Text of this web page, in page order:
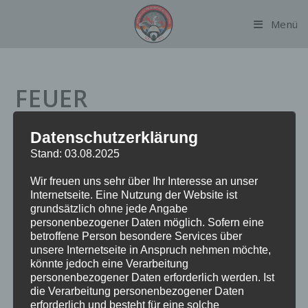
Menü
FEUER
BRANDMELDEANLAGE
Datum:22. Mai 2024 um 14:59 Uhr
Einsatzart:FEUBMA
Einsatzort:Suhrenkamp
Fahrzeuge:FF Alsterdorf
Weitere Kräfte:BF Alsterdorf, Polizei
Einsatzbericht:
Datenschutzerklärung
Stand: 03.08.2025
Wir freuen uns sehr über Ihr Interesse an unser
Internetseite. Eine Nutzung der Website ist
grundsätzlich ohne jede Angabe
personenbezogener Daten möglich. Sofern eine
betroffene Person besondere Services über
unsere Internetseite in Anspruch nehmen möchte,
könnte jedoch eine Verarbeitung
personenbezogener Daten erforderlich werden. Ist
die Verarbeitung personenbezogener Daten
erforderlich und besteht für eine solche